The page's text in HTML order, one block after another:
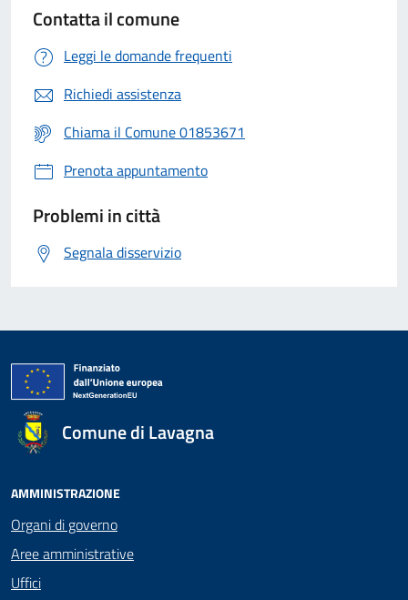
Contatta il comune
Leggi le domande frequenti
Richiedi assistenza
Chiama il Comune 01853671
Prenota appuntamento
Problemi in città
Segnala disservizio
Comune di Lavagna
AMMINISTRAZIONE
Organi di governo
Aree amministrative
Uffici